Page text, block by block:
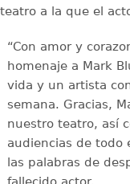
teatro a la que el
“Con amor y
homenaje a Mark
vida y un artista
semana. Gracias,
nuestro teatro, así
audiencias de todo
las palabras de